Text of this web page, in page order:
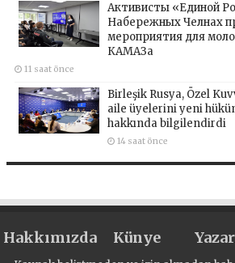
Активисты «Единой
Набережных Челнах
мероприятия для
КАМАЗа
11 saat önce
Birleşik Rusya, Özel
aile üyelerini yeni
hakkında bilgilendirdi
14 saat önce
Hakkımızda Künye